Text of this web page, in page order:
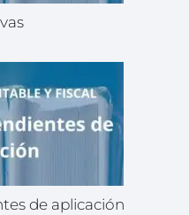
de aplicación